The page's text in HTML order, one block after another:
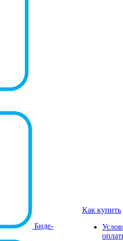
Биде-
Как купить